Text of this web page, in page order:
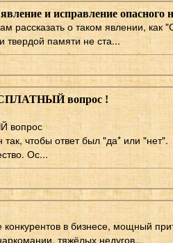
и исправление опасного
рассказать о таком явлении,
твердой памяти не ста...
вопрос !
вопрос
чтобы ответ был "да* или "нет".
Ос...
конкурентов в бизнесе, мощный
тяжёлых недугов...